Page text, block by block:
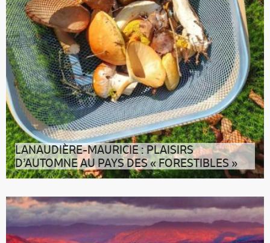
LANAUDIÈRE-MAURICIE : PLAISIRS
D’AUTOMNE AU PAYS DES « FORESTIBLES »
Escapade gourmande d’automne au Québec, en
Lanaudière et Mauricie À croque